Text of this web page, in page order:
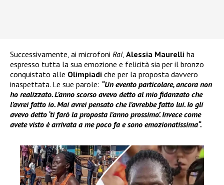
Successivamente, ai microfoni Rai, Alessia Maurelli ha
espresso tutta la sua emozione e felicità sia per il bronzo
conquistato alle Olimpiadi che per la proposta davvero
inaspettata. Le sue parole: “Un evento particolare, ancora non
ho realizzato. L’anno scorso avevo detto al mio fidanzato che
l’avrei fatto io. Mai avrei pensato che l’avrebbe fatto lui. Io gli
avevo detto ‘ti farò la proposta l’anno prossimo’. Invece come
avete visto è arrivata a me poco fa e sono emozionatissima“.